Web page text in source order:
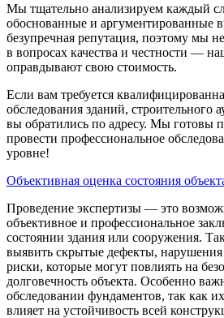
Мы тщательно анализируем каждый
обоснованные и аргументированные
безупречная репутация, поэтому мы
в вопросах качества и честности —
оправдывают свою стоимость.
Если вам требуется
обследования зданий, строительного
вы обратились по адресу. Мы готовы
провести профессиональное
уровне!
Объективная оценка состояния
Проведение экспертизы — это
объективное и профессиональное
состоянии здания или сооружения.
выявить скрытые дефекты,
риски, которые могут повлиять на
долговечность объекта. Особенно
обследовании фундаментов, так как
влияет на устойчивость всей